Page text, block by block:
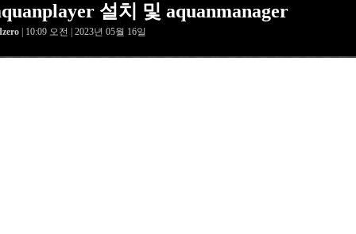
설치 및 aquanmanager
| 10:09 오전 | 2023년 05월 16일